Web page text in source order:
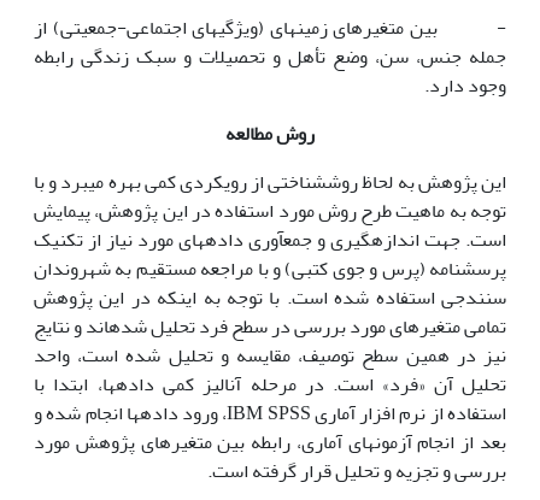
- بین متغیرهای زمینه­ای (ویژگی­های اجتماعی-جمعیتی) از
جمله جنس، سن، وضع تأهل و تحصیلات و سبک زندگی رابطه
وجود دارد.
روش­ مطالعه
این پژوهش به لحاظ روش­شناختی از رویکردی کمی بهره می­برد و با
توجه به ماهیت طرح روش مورد استفاده در این پژوهش، پیمایش
است. جهت اندازه­گیری و جمع­آوری داده­های مورد نیاز از تکنیک
پرسش‎نامه (پرس و جوی کتبی) و با مراجعه مستقیم به شهروندان
سنندجی استفاده شده است. با توجه به این‎که در این پژوهش
تمامی متغیرهای مورد بررسی در سطح فرد تحلیل شده­اند و نتایج
نیز در همین سطح توصیف، مقایسه و تحلیل شده است، واحد
تحلیل آن «فرد» است. در مرحله آنالیز کمی داده­ها، ابتدا با
استفاده از نرم افزار آماری IBM SPSS، ورود داده­ها انجام شده و
بعد از انجام آزمون­های آماری، رابطه بین متغیرهای پژوهش مورد
بررسی و تجزیه و تحلیل قرار گرفته است.